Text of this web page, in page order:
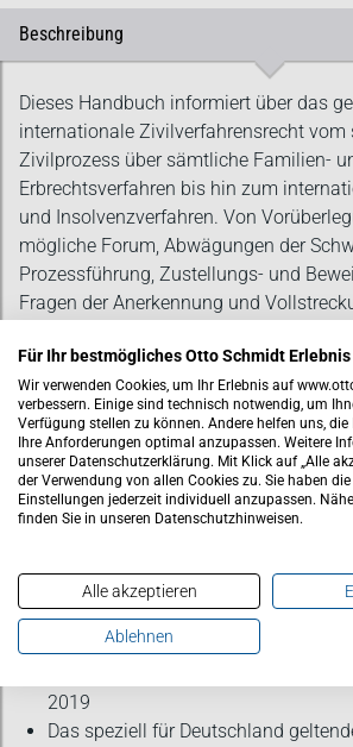
Beschreibung
Beschreibung
Dieses Handbuch informiert über das
internationale Zivilverfahrensrecht vom
Zivilprozess über sämtliche Familien-
Erbrechtsverfahren bis hin zum
und Insolvenzverfahren. Von
mögliche Forum, Abwägungen der
Prozessführung, Zustellungs- und
Fragen der Anerkennung und
hin zur grenzüberschreitenden
Die 9. Auflage berücksichtigt vor
Entwicklungen:
Neuerungen durch die Brüssel IIb-
Zustellungsverordnung 2020 und die
Ausblicke auf
Abstammungsrecht und zum
Start des Einheitlichen
2019
Das speziell für Deutschland
Für Ihr bestmögliches Otto Schmidt
Wir verwenden Cookies, um Ihr Erlebnis auf
verbessern. Einige sind technisch notwendig, um
Verfügung stellen zu können. Andere helfen uns, die
Ihre Anforderungen optimal anzupassen. Weitere
unserer Datenschutzerklärung. Mit Klick auf „Alle
der Verwendung von allen Cookies zu. Sie haben
Einstellungen jederzeit individuell anzupassen.
finden Sie in unseren Datenschutzhinweisen.
Alle akzeptieren
Ablehnen